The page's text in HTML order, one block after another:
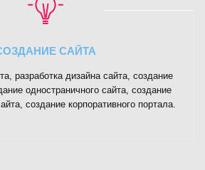
САЙТА
разработка дизайна сайта, создание
одностраничного сайта, создание
создание корпоративного портала.